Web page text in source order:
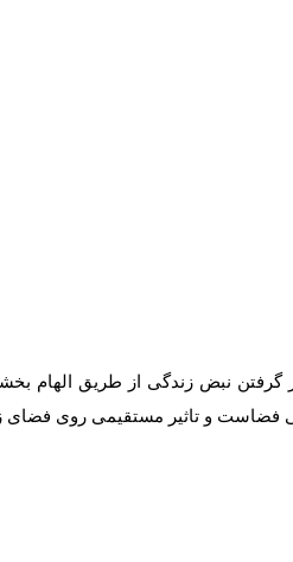
نبض زندگی از طریق الهام
فضاست و تاثیر مستقیمی روی فضای